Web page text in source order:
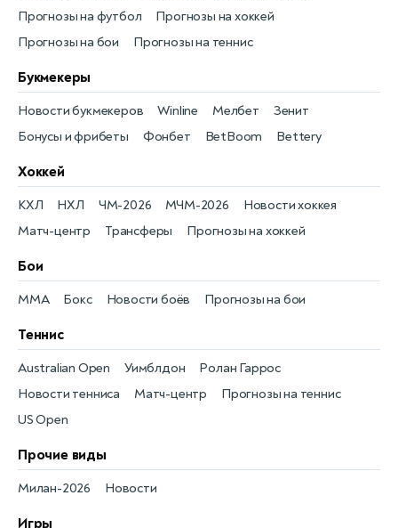
Прогнозы на футбол
Прогнозы на хоккей
Прогнозы на бои Прогнозы на теннис
Букмекеры
Бонусы и фрибеты
Новости букмекеров
Фонбет
Winline
BetBoom
Мелбет
Bettery
Зенит
Хоккей
Новости хоккея
КХЛ
Матч-центр
НХЛ
Трансферы
ЧМ-2026
Прогнозы на хоккей
МЧМ-2026
Бои
Новости боёв
MMA Прогнозы на бои
Бокс
Теннис
Новости тенниса
Australian Open
Матч-центр
Уимблдон
Прогнозы на теннис
Ролан Гаррос
US Open
Прочие виды
Новости
Милан-2026
Игры